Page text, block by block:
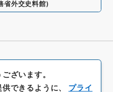
省外交史料館)
ざいます。
できるように、 プライ